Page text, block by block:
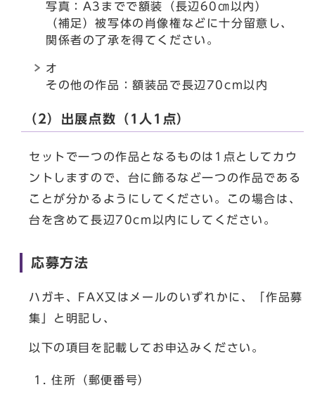
写真：A3までで額装（長辺60㎝以内）
（補足）被写体の肖像権などに十分留意し、
関係者の了承を得てください。
オ
その他の作品：額装品で長辺70cm以内
（2）出展点数（1人1点）
セットで一つの作品となるものは1点としてカウ
ントしますので、台に飾るなど一つの作品である
ことが分かるようにしてください。この場合は、
台を含めて長辺70cm以内にしてください。
応募方法
ハガキ、FAX又はメールのいずれかに、「作品募
集」と明記し、
以下の項目を記載してお申込みください。
住所（郵便番号）